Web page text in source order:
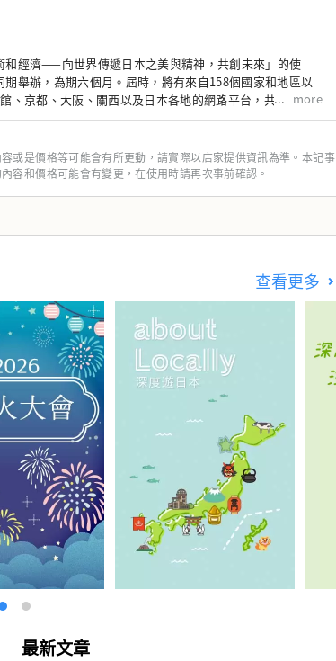
和經濟——向世界傳遞日本之美與精神，共創未來」的使
舉辦，為期六個月。屆時，將有來自158個國家和地區以
、京都、大阪、關西以及日本各地的網路平台，共同建構
於創造一個充滿光彩的美好未來。我們希望世博會能成為
more
或是價格等可能會有所更動，請實際以店家提供資訊為準。本記事
容和價格可能會有變更，在使用時請再次事前確認。
查看更多
最新文章